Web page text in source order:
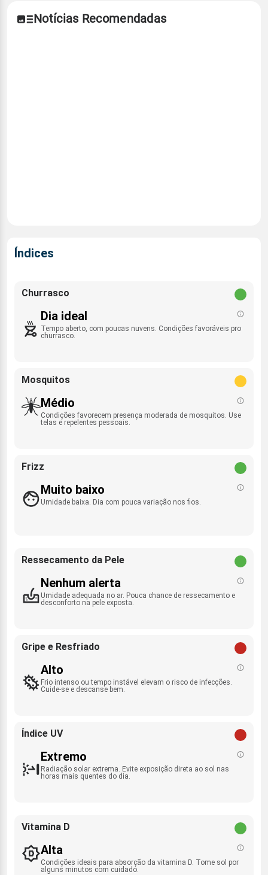
Notícias Recomendadas
Índices
Churrasco
Dia ideal
Tempo aberto, com poucas nuvens. Condições favoráveis pro
churrasco.
Mosquitos
Médio
Condições favorecem presença moderada de mosquitos. Use
telas e repelentes pessoais.
Frizz
Muito baixo
Umidade baixa. Dia com pouca variação nos fios.
Ressecamento da Pele
Nenhum alerta
Umidade adequada no ar. Pouca chance de ressecamento e
desconforto na pele exposta.
Gripe e Resfriado
Alto
Frio intenso ou tempo instável elevam o risco de infecções.
Cuide-se e descanse bem.
Índice UV
Extremo
Radiação solar extrema. Evite exposição direta ao sol nas
horas mais quentes do dia.
Vitamina D
Alta
Condições ideais para absorção da vitamina D. Tome sol por
alguns minutos com cuidado.